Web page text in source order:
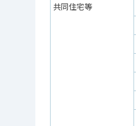
共同住宅等